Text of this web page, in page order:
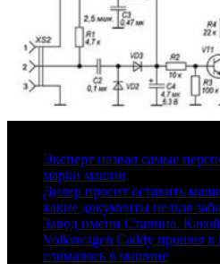
Эксперт назвал самые
марки машин
Дилер просит оставить
какие документы нельзя
Завод имени Сталина.
Volkswagen Caddy прошел в
сломалось в машине